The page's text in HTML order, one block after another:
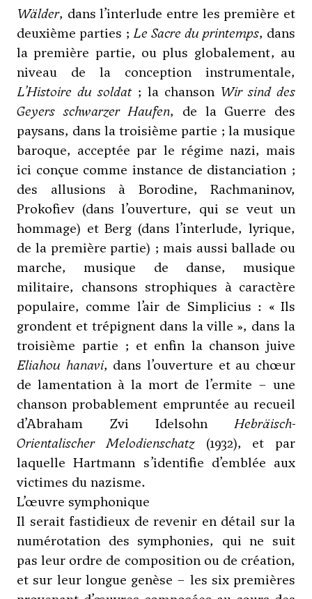
Wälder, dans l’interlude entre les première et
deuxième parties ; Le Sacre du printemps, dans
la première partie, ou plus globalement, au
niveau de la conception instrumentale,
L’Histoire du soldat; la chanson Wir sind des
Geyers schwarzer Haufen, de la Guerre des
paysans, dans la troisième partie ; la musique
baroque, acceptée par le régime nazi, mais
ici conçue comme instance de distanciation ;
des allusions à Borodine, Rachmaninov,
Prokofiev (dans l’ouverture, qui se veut un
hommage) etBerg (dans l’interlude, lyrique,
de la première partie) ; mais aussi ballade ou
marche, musique de danse, musique
militaire, chansons strophiques à caractère
populaire, comme l’air de Simplicius : « Ils
grondent et trépignent dans la ville », dans la
troisième partie ; et enfin la chanson juive
Eliahou hanavi, dans l’ouverture et au chœur
de lamentation à la mort de l’ermite – une
chanson probablement empruntée au recueil
d’Abraham Zvi Idelsohn Hebräisch-
Orientalischer Melodienschatz(1932), et par
laquelle Hartmann s’identifie d’emblée aux
victimes du nazisme.
L’œuvre symphonique
Il serait fastidieux de revenir en détail sur la
numérotation des symphonies, qui ne suit
pas leur ordre de composition ou de création,
et sur leur longue genèse – les six premières